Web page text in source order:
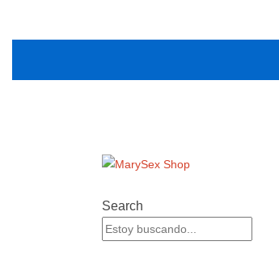
Search